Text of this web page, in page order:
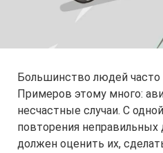
Большинство людей
Примеров этому много:
несчастные случаи. С
повторения неправильных
должен оценить их,